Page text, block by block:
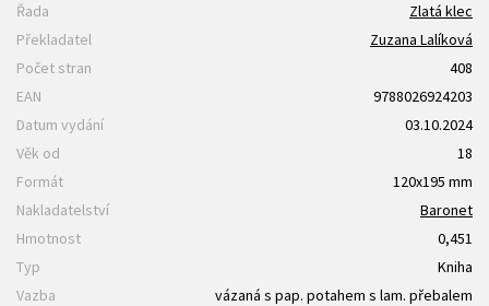
Řada
Zlatá klec
Překladatel
Zuzana Lalíková
Počet stran
408
EAN
9788026924203
Datum vydání
03.10.2024
Věk od
18
Formát
120x195 mm
Nakladatelství
Baronet
Hmotnost
0,451
Typ
Kniha
Vazba
vázaná s pap. potahem s lam. přebalem